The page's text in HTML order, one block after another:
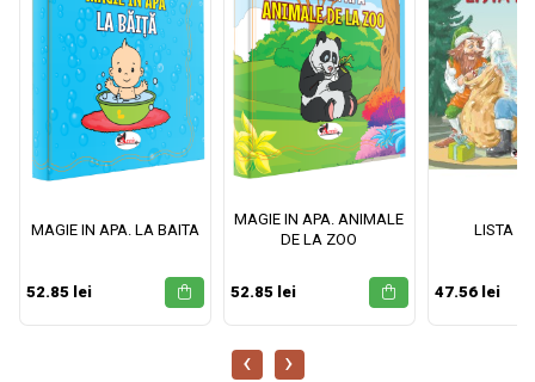
MAGIE IN APA. LA BAITA
52.85 lei
MAGIE IN APA. ANIMALE
DE LA ZOO
52.85 lei
LISTA
47.56 lei
‹ ›